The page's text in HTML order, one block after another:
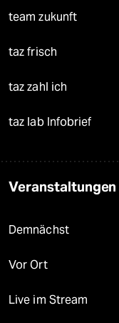
team zukunft
taz frisch
taz zahl ich
taz lab Infobrief
Veranstaltungen
Demnächst
Vor Ort
Live im Stream